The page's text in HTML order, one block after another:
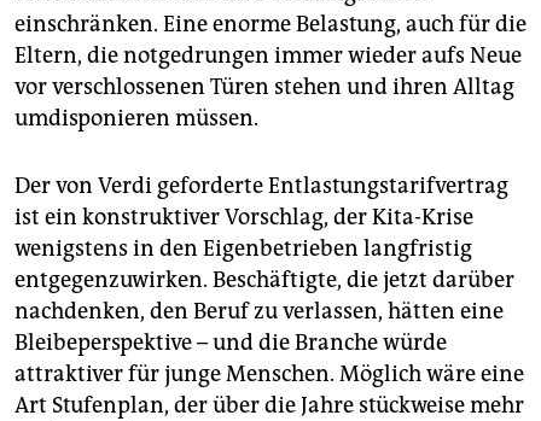
einschränken. Eine enorme Belastung, auch für die
Eltern, die notgedrungen immer wieder aufs Neue
vor verschlossenen Türen stehen und ihren Alltag
umdisponieren müssen.
Der von Verdi geforderte Entlastungstarifvertrag
ist ein konstruktiver Vorschlag, der Kita-Krise
wenigstens in den Eigenbetrieben langfristig
entgegenzuwirken. Beschäftigte, die jetzt darüber
nachdenken, den Beruf zu verlassen, hätten eine
Bleibeperspektive – und die Branche würde
attraktiver für junge Menschen. Möglich wäre eine
Art Stufenplan, der über die Jahre stückweise mehr